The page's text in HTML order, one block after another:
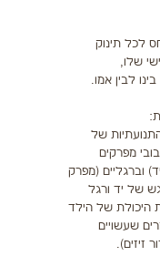
לכל תינוק
שלו,
לבין אמו.
של
מפרקים
וברגליים (מפרק
של יד ורגל
היכולת של הילד
שעשויים
זיזים).